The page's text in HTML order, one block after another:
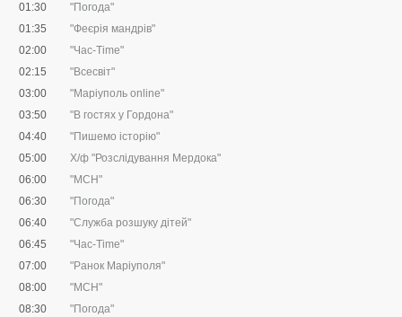
01:30
"Погода"
01:35
"Феєрія мандрів"
02:00
"Час-Time"
02:15
"Всесвіт"
03:00
"Маріуполь online"
03:50
"В гостях у Гордона"
04:40
"Пишемо історію"
05:00
Х/ф "Розслідування Мердока"
06:00
"МСН"
06:30
"Погода"
06:40
"Служба розшуку дітей"
06:45
"Час-Time"
07:00
"Ранок Маріуполя"
08:00
"МСН"
08:30
"Погода"